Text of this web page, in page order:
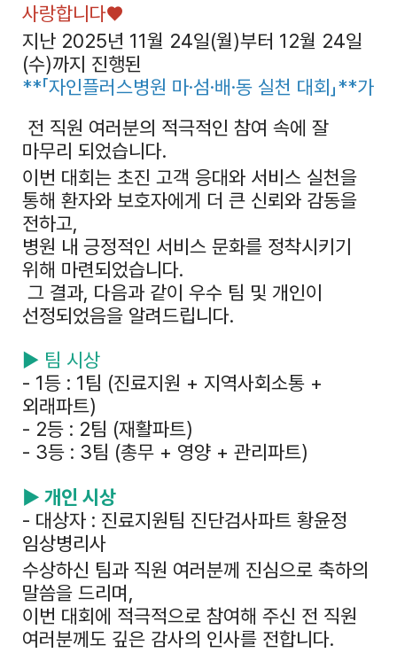
사랑합니다♥
지난 2025년 11월 24일(월)부터 12월 24일
(수)까지 진행된
**「자인플러스병원 마·섬·배·동 실천 대회」**가
전 직원 여러분의 적극적인 참여 속에 잘
마무리 되었습니다.
이번 대회는 초진 고객 응대와 서비스 실천을
통해 환자와 보호자에게 더 큰 신뢰와 감동을
전하고,
병원 내 긍정적인 서비스 문화를 정착시키기
위해 마련되었습니다.
그 결과, 다음과 같이 우수 팀 및 개인이
선정되었음을 알려드립니다.
▶ 팀 시상
- 1등 : 1팀 (진료지원 + 지역사회소통 +
외래파트)
- 2등 : 2팀 (재활파트)
- 3등 : 3팀 (총무 + 영양 + 관리파트)
▶ 개인 시상
- 대상자 : 진료지원팀 진단검사파트 황윤정
임상병리사
수상하신 팀과 직원 여러분께 진심으로 축하의
말씀을 드리며,
이번 대회에 적극적으로 참여해 주신 전 직원
여러분께도 깊은 감사의 인사를 전합니다.